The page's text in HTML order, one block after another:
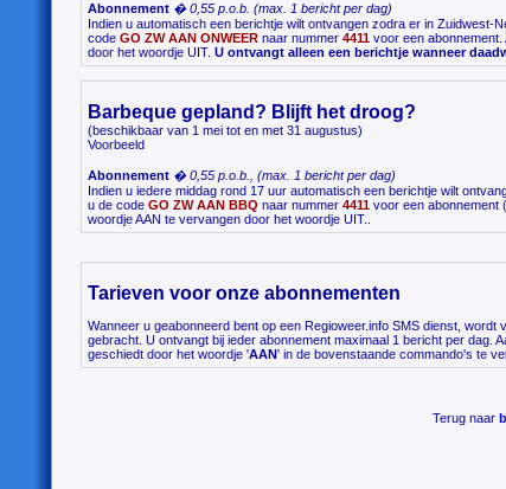
Abonnement � 0,55 p.o.b. (max. 1 bericht per dag)
Indien u automatisch een berichtje wilt ontvangen zodra er in
code GO ZW AAN ONWEERnaar nummer 4411voor een abonnement.
door het woordje UIT. U ontvangt alleen een berichtje wanneer
Barbeque gepland? Blijft het droog?
(beschikbaar van 1 mei tot en met 31 augustus)
Voorbeeld
Abonnement � 0,55 p.o.b., (max. 1 bericht per dag)
Indien u iedere middag rond 17 uur automatisch een berichtje wilt
u de code GO ZW AAN BBQ naar nummer 4411voor een abonnement
woordje AAN te vervangen door het woordje UIT..
Tarieven voor onze abonnementen
Wanneer u geabonneerd bent op een Regioweer.info SMS dienst, wordt
gebracht. U ontvangt bij ieder abonnement maximaal 1 bericht per dag.
geschiedt door het woordje 'AAN' in de bovenstaande commando's te
Terug naar